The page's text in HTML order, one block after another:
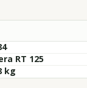
RT 125
kg